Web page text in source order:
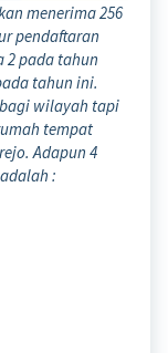
menerima 256
pendaftaran
2 pada tahun
tahun ini.
wilayah tapi
tempat
Adapun 4
: